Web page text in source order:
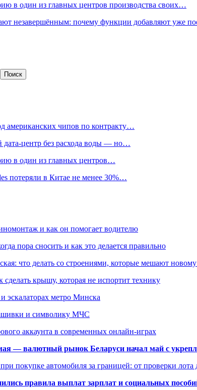
в один из главных центров производства своих…
незавершённым: почему функции добавляют уже
американских чипов по контракту…
дата-центр без расхода воды — но…
в один из главных центров…
потеряли в Китае не менее 30%…
и как он помогает водителю
пора сносить и как это делается правильно
что делать со строениями, которые мешают
сделать крышу, которая не испортит технику
эскалаторах метро Минска
и символику МЧС
аккаунта в современных онлайн-играх
— валютный рынок Беларуси начал май с
покупке автомобиля за границей: от проверки лота
правила выплат зарплат и социальных